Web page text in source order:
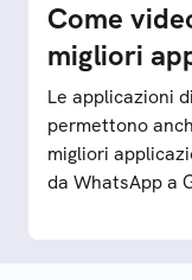
Come
migliori
Le applicazioni
permettono
migliori
da WhatsApp a